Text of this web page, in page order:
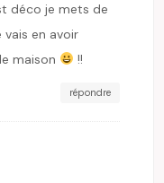
déco je mets de
en avoir
maison
!!
répondre